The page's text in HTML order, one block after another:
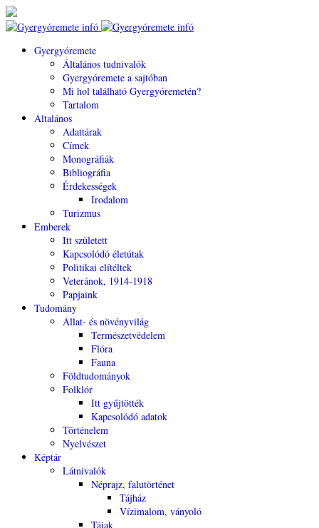
Gyergyóremete
Általános tudnivalók
Gyergyóremete a sajtóban
Mi hol található Gyergyóremetén?
Tartalom
Általános
Adattárak
Címek
Monográfiák
Bibliográfia
Érdekességek
Irodalom
Turizmus
Emberek
Itt született
Kapcsolódó életútak
Politikai elítéltek
Veteránok, 1914-1918
Papjaink
Tudomány
Állat- és növényvilág
Természetvédelem
Flóra
Fauna
Földtudományok
Folklór
Itt gyűjtötték
Kapcsolódó adatok
Történelem
Nyelvészet
Képtár
Látnivalók
Néprajz, falutörténet
Tájház
Vízimalom, ványoló
Tájak